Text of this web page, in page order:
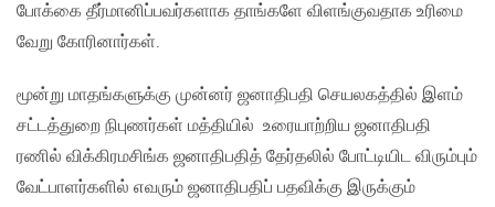
போக்கை தீர்மானிப்பவர்களாக தாங்களே விளங்குவதாக உரிமை
வேறு கோரினார்கள்.
மூன்று மாதங்களுக்கு முன்னர் ஜனாதிபதி செயலகத்தில் இளம்
சட்டத்துறை நிபுணர்கள் மத்தியில் உரையாற்றிய ஜனாதிபதி
ரணில் விக்கிரமசிங்க ஜனாதிபதித் தேர்தலில் போட்டியிட விரும்பும்
வேட்பாளர்களில் எவரும் ஜனாதிபதிப் பதவிக்கு இருக்கும்